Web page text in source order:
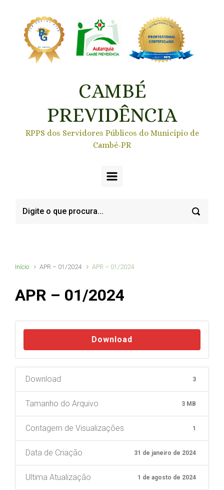
CAMBÉ
PREVIDÊNCIA
RPPS dos Servidores Públicos do Município de
Cambé-PR
Início APR – 01/2024 APR – 01/2024
APR – 01/2024
Download
Download 3
Tamanho do Arquivo 3 MB
Contagem de Visualizações 1
Data de Criação 31 de janeiro de 2024
Ultima Atualização 1 de agosto de 2024